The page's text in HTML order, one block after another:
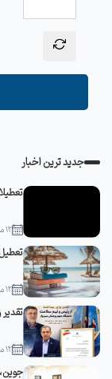
جدید ترین اخبار
تعطیلات
12 مرداد 1405
12 مرداد 1405
12 مرداد 1405